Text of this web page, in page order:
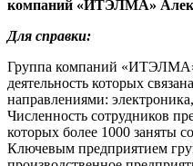
компаний «ИТЭЛМА»
Для справки:
Группа компаний
деятельность которых
направлениями:
Численность сотрудников
которых более 1000 заняты
Ключевым предприятием